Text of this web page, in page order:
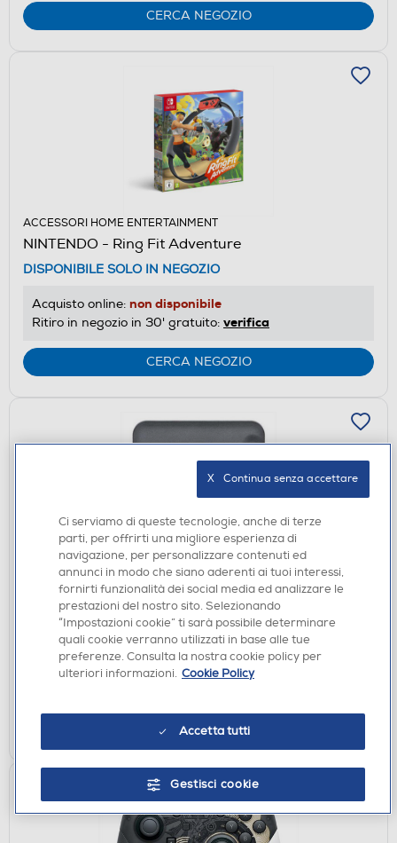
CERCA NEGOZIO
ACCESSORI HOME ENTERTAINMENT
NINTENDO - Ring Fit Adventure
DISPONIBILE SOLO IN NEGOZIO
Acquisto online: non disponibile
Ritiro in negozio in 30' gratuito: verifica
CERCA NEGOZIO
ACCESSORI HOME ENTERTAINMENT
NINTENDO - Custodia Flip e Pellicola per Switch
DISPONIBILE SOLO IN NEGOZIO
Acquisto online:non disponibile
CERCA NEGOZIO
Ci serviamo di queste tecnologie, anche di terze
parti, per offrirti una migliore esperienza di
navigazione, per personalizzare contenuti ed
annunci in modo che siano aderenti ai tuoi interessi,
fornirti funzionalità dei social media ed analizzare le
prestazioni del nostro sito. Selezionando
“Impostazioni cookie” ti sarà possibile determinare
quali cookie verranno utilizzati in base alle tue
preferenze. Consulta la nostra cookie policy per
ulteriori informazioni. Cookie Policy
Accetta tutti
Gestisci cookie
X   Continua senza accettare